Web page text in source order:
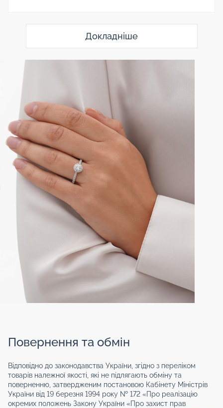
Докладніше
Повернення та обмін
Відповідно до законодавства України, згідно з переліком
товарів належної якості, які не підлягають обміну та
поверненню, затвердженим постановою Кабінету Міністрів
України від 19 березня 1994 року № 172 «Про реалізацію
окремих положень Закону України «Про захист прав